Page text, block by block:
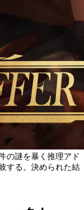
の謎を暴く推理アド
する。決められた結